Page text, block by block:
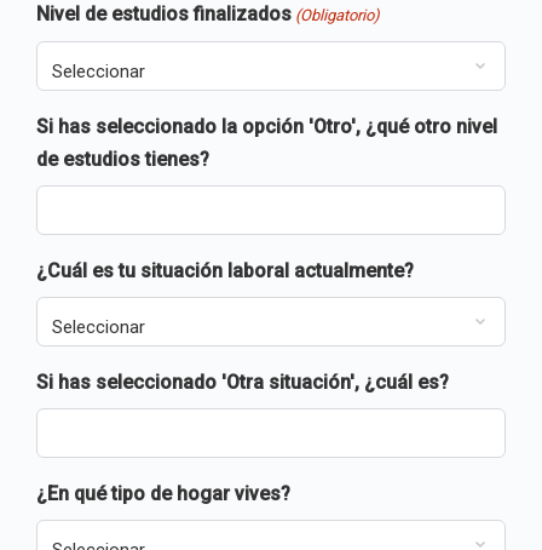
Nivel de estudios finalizados (Obligatorio)
Si has seleccionado la opción 'Otro', ¿qué otro nivel
de estudios tienes?
¿Cuál es tu situación laboral actualmente?
Si has seleccionado 'Otra situación', ¿cuál es?
¿En qué tipo de hogar vives?